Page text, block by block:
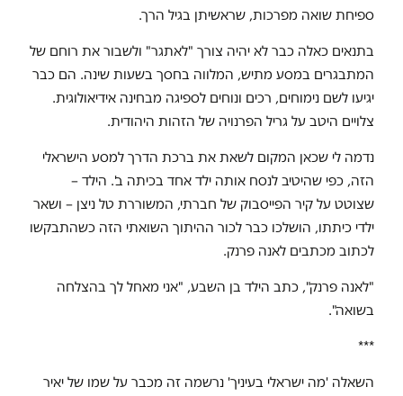
ספיחת שואה מפרכות, שראשיתן בגיל הרך.
בתנאים כאלה כבר לא יהיה צורך "לאתגר" ולשבור את רוחם של
המתבגרים במסע מתיש, המלווה בחסך בשעות שינה. הם כבר
יגיעו לשם נימוחים, רכים ונוחים לספיגה מבחינה אידיאולוגית.
צלויים היטב על גריל הפרנויה של הזהות היהודית.
נדמה לי שכאן המקום לשאת את ברכת הדרך למסע הישראלי
הזה, כפי שהיטיב לנסח אותה ילד אחד בכיתה ב'. הילד –
שצוטט על קיר הפייסבוק של חברתי, המשוררת טל ניצן – ושאר
ילדי כיתתו, הושלכו כבר לכור ההיתוך השואתי הזה כשהתבקשו
לכתוב מכתבים לאנה פרנק.
"לאנה פרנק", כתב הילד בן השבע, "אני מאחל לך בהצלחה
בשואה".
***
השאלה 'מה ישראלי בעיניך' נרשמה זה מכבר על שמו של יאיר